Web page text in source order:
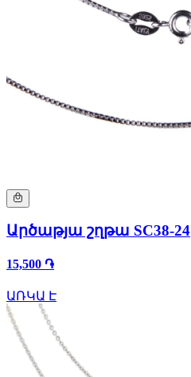
Արծաթյա շղթա SC38-24
15,500 ֏
ԱՌԿԱ Է